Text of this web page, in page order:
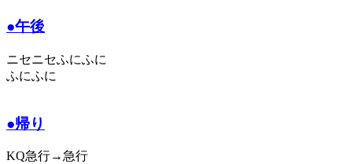
●午後
ニセニセふにふに
ふにふに
●帰り
KQ急行→急行